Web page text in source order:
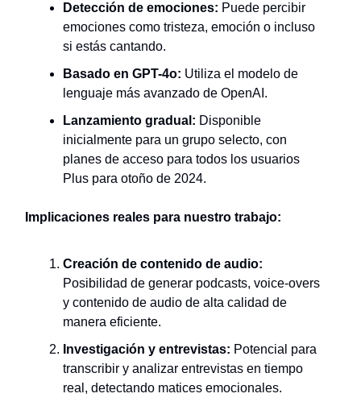
Detección de emociones: Puede percibir
emociones como tristeza, emoción o incluso
si estás cantando.
Basado en GPT-4o: Utiliza el modelo de
lenguaje más avanzado de OpenAI.
Lanzamiento gradual: Disponible
inicialmente para un grupo selecto, con
planes de acceso para todos los usuarios
Plus para otoño de 2024.
Implicaciones reales para nuestro trabajo:
Creación de contenido de audio:
Posibilidad de generar podcasts, voice-overs
y contenido de audio de alta calidad de
manera eficiente.
Investigación y entrevistas: Potencial para
transcribir y analizar entrevistas en tiempo
real, detectando matices emocionales.